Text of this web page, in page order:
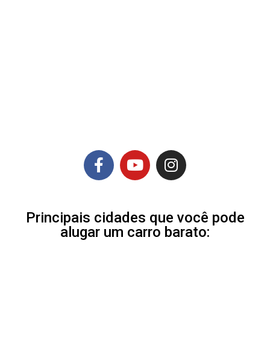
Principais cidades que você pode
alugar um carro barato: